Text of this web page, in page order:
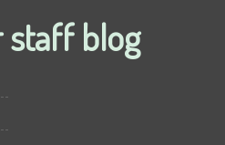
staff blog